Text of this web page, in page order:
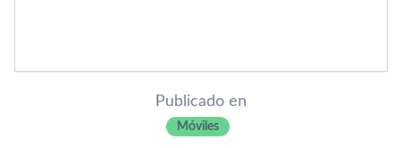
Publicado en
Móviles